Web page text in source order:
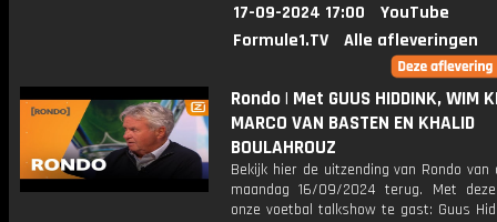
17-09-2024 17:00
YouTube
Formule1.TV
Alle afleveringen
Rondo | Met GUUS HIDDINK, WIM
MARCO VAN BASTEN EN KHALID
BOULAHROUZ
Bekijk hier de uitzending van Rondo van
maandag 16/09/2024 terug. Met
onze voetbal talkshow te gast: Guus